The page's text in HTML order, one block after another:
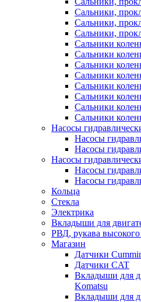
Сальники,
Сальники,
Сальники,
Сальники
Сальники
Сальники
Сальники
Сальники
Сальники
Сальники
Сальники
Насосы
Насосы
Насосы
Насосы
Насосы
Насосы
Кольца
Стекла
Электрика
Вкладыши для
РВД, рукава
Магазин
Датчики
Датчики CAT
Вкладыши для
Komatsu
Вкладыши для